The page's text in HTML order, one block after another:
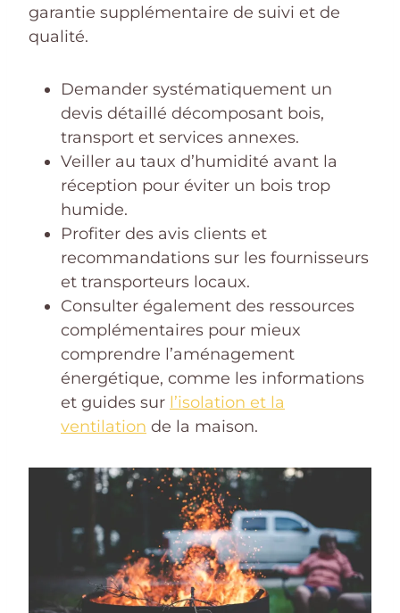
garantie supplémentaire de suivi et de
qualité.
Demander systématiquement un
devis détaillé décomposant bois,
transport et services annexes.
Veiller au taux d’humidité avant la
réception pour éviter un bois trop
humide.
Profiter des avis clients et
recommandations sur les fournisseurs
et transporteurs locaux.
Consulter également des ressources
complémentaires pour mieux
comprendre l’aménagement
énergétique, comme les informations
et guides sur l’isolation et la
ventilation de la maison.